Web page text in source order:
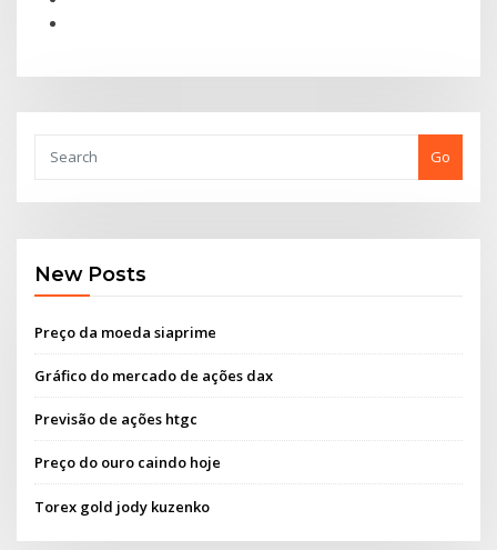
Go
New Posts
Preço da moeda siaprime
Gráfico do mercado de ações dax
Previsão de ações htgc
Preço do ouro caindo hoje
Torex gold jody kuzenko